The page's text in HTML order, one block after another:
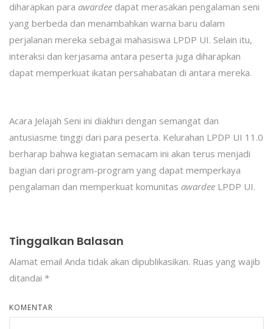
diharapkan para awardee dapat merasakan pengalaman seni
yang berbeda dan menambahkan warna baru dalam
perjalanan mereka sebagai mahasiswa LPDP UI. Selain itu,
interaksi dan kerjasama antara peserta juga diharapkan
dapat memperkuat ikatan persahabatan di antara mereka.
Acara Jelajah Seni ini diakhiri dengan semangat dan
antusiasme tinggi dari para peserta. Kelurahan LPDP UI 11.0
berharap bahwa kegiatan semacam ini akan terus menjadi
bagian dari program-program yang dapat memperkaya
pengalaman dan memperkuat komunitas awardee LPDP UI.
Tinggalkan Balasan
Alamat email Anda tidak akan dipublikasikan. Ruas yang wajib
ditandai *
KOMENTAR